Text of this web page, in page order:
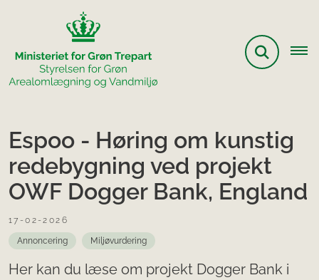
Espoo - Høring om kunstig
redebygning ved projekt
OWF Dogger Bank, England
17-02-2026
Annoncering Miljøvurdering
Her kan du læse om projekt Dogger Bank i